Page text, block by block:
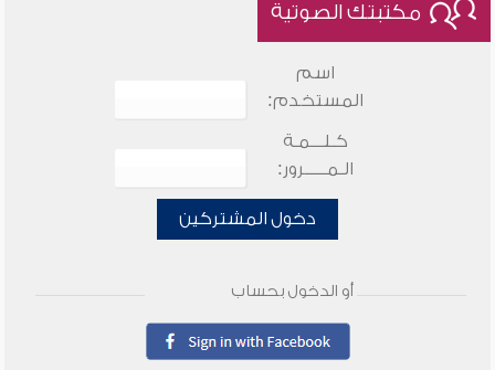
مكتبتك الصوتية
اسم
المستخدم:
كـلـــمـة
الـمـــــرور:
دخول المشتركين
أو الدخول بحساب